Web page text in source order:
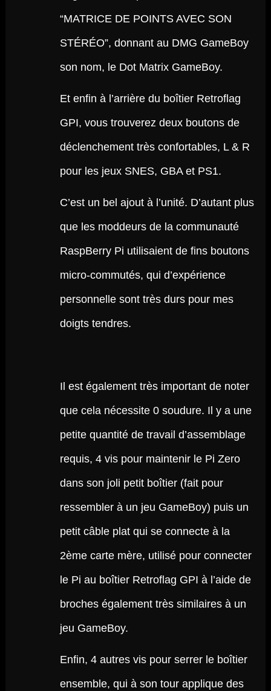
“MATRICE DE POINTS AVEC SON
STÉRÉO”, donnant au DMG GameBoy
son nom, le Dot Matrix GameBoy.
Et enfin à l’arrière du boîtier Retroflag
GPI, vous trouverez deux boutons de
déclenchement très confortables, L & R
pour les jeux SNES, GBA et PS1.
C’est un bel ajout à l’unité. D’autant plus
que les moddeurs de la communauté
RaspBerry Pi utilisaient de fins boutons
micro-commutés, qui d’expérience
personnelle sont très durs pour mes
doigts tendres.
Il est également très important de noter
que cela nécessite 0 soudure. Il y a une
petite quantité de travail d’assemblage
requis, 4 vis pour maintenir le Pi Zero
dans son joli petit boîtier (fait pour
ressembler à un jeu GameBoy) puis un
petit câble plat qui se connecte à la
2ème carte mère, utilisé pour connecter
le Pi au boîtier Retroflag GPI à l’aide de
broches également très similaires à un
jeu GameBoy.
Enfin, 4 autres vis pour serrer le boîtier
ensemble, qui à son tour applique des